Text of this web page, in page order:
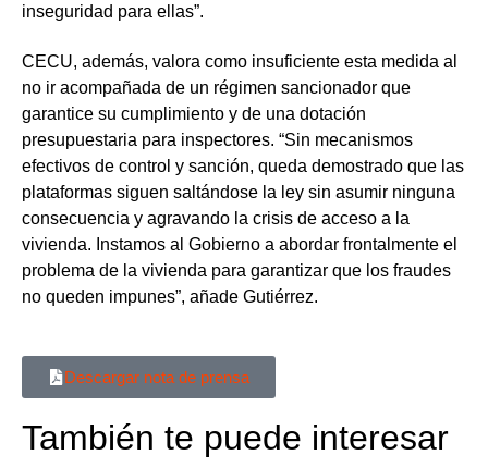
inseguridad para ellas”.
CECU, además, valora como insuficiente esta medida al
no ir acompañada de un régimen sancionador que
garantice su cumplimiento y de una dotación
presupuestaria para inspectores. “Sin mecanismos
efectivos de control y sanción, queda demostrado que las
plataformas siguen saltándose la ley sin asumir ninguna
consecuencia y agravando la crisis de acceso a la
vivienda. Instamos al Gobierno a abordar frontalmente el
problema de la vivienda para garantizar que los fraudes
no queden impunes”, añade Gutiérrez.
Descargar nota de prensa
También te puede interesar